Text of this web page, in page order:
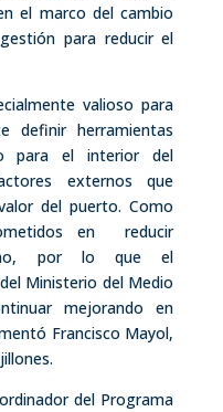
el marco del cambio
para reducir el
valioso para
definir herramientas
para el interior del
externos que
del puerto. Como
en reducir
por lo que el
Ministerio del Medio
mejorando en
Francisco Mayol,
del Programa